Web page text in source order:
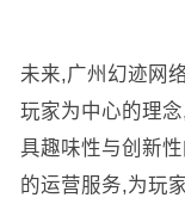
未来,广州幻迹网
玩家为中心的理
具趣味性与创新
的运营服务,为玩